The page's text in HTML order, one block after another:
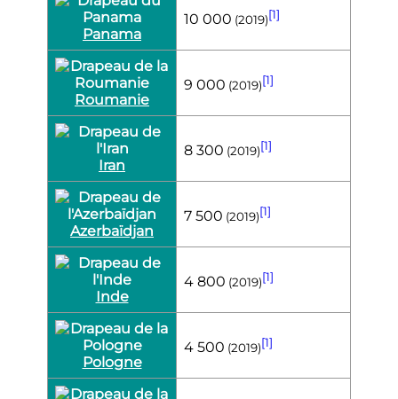
Panama
10 000 (2019)[1]
Roumanie
9 000 (2019)[1]
Iran
8 300 (2019)[1]
Azerbaïdjan
7 500 (2019)[1]
Inde
4 800 (2019)[1]
Pologne
4 500 (2019)[1]